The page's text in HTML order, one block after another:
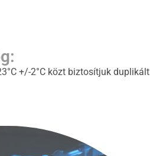
+/-2°C közt biztosítjuk duplikált